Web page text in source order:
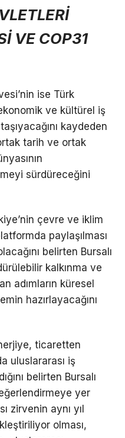
VE COP31
ise Türk
ve kültürel iş
kaydeden
tarih ve ortak
sürdüreceğini
çevre ve iklim
paylaşılması
belirten Bursalı
kalkınma ve
adımların küresel
hazırlayacağını
ticaretten
uluslararası iş
belirten Bursalı
yer
zirvenin aynı yıl
olması,